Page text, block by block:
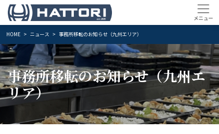
HOME ニュース 事務所移転のお知らせ（九州エリア）
事務所移転のお知らせ（九州エ
リア）